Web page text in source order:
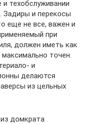
техобслуживании
Задиры и перекосы
еще не все, важен и
при
должен иметь как
точен.
и
делаются
из цельных
домкрата